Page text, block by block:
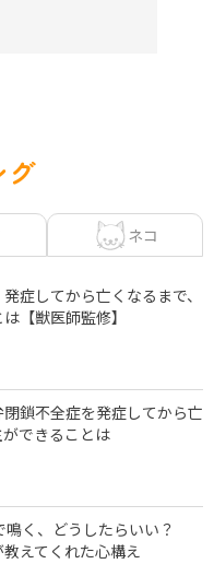
グ
ネコ
症してから亡くなるまで、
【獣医師監修】
鎖不全症を発症してから亡
できることは
鳴く、どうしたらいい？
えてくれた心構え